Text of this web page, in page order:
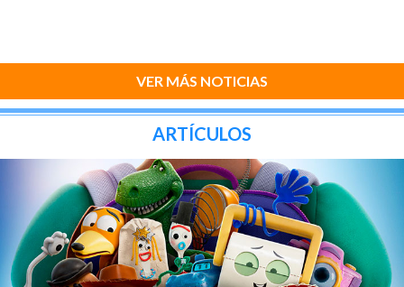
VER MÁS NOTICIAS
ARTÍCULOS